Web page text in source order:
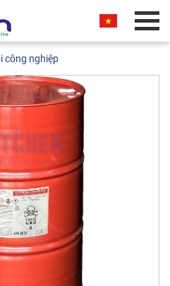
công nghiệp
MẠI
thông tin vào các trường
hệ ngay và báo giá
cho quý khách. Xin